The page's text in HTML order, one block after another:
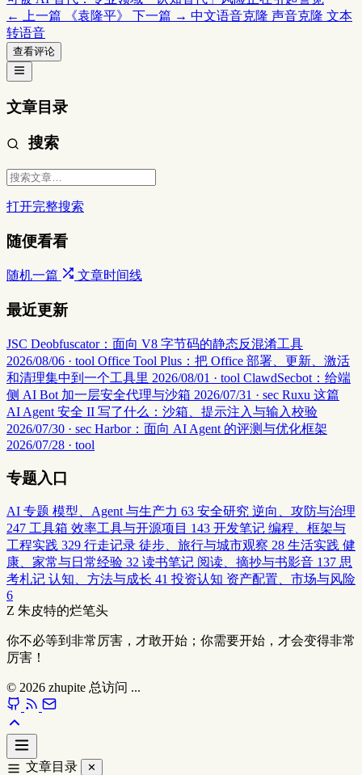
← 上一篇
《袁隆平》 下一篇 → 中文语音克隆 声音克隆 文本
转语音
查看评论
文章目录
搜索
打开完整搜索
随便看看
随机一篇 文章时间线
最近更新
JSC Deobfuscator：面向 V8 字节码的静态反混淆工具
2026/08/06 · tool Office Tool Plus：把 Office 部署、更新、激活
和清理集中到一个工具里 2026/08/01 · tool ClawdSecbot：给端
侧 AI Bot 加一层安全代理与沙箱 2026/07/31 · sec Ruxu 这篇
AI Agent 安全 II 写了什么：沙箱、提示注入与输入校验
2026/07/30 · sec Harbor：面向 AI Agent 的评测与优化框架
2026/07/28 · tool
专题入口
AI 专题 模型、Agent 与生产力 63 安全研究 逆向、攻防与治理
247 工具箱 效率工具与开源项目 143 开发笔记 编程、框架与
工程实践 329 行走记录 徒步、旅行与城市观察 28 生活实践 健
康、家常与日常经验 32 读书笔记 阅读、摘抄与书影音 137 思
考札记 认知、方法与成长 41 投资认知 资产配置、市场与风险
6
Z 朱皮特的烂笔头
你不必等到非常厉害，才敢开始；你需要开始，才会变得非常
厉害！
© 2026 zhupite 总访问 ...
文章目录 ✕